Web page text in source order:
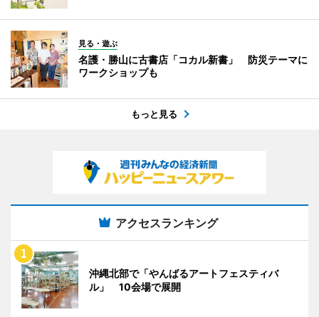
見る・遊ぶ
名護・勝山に古書店「コカル新書」 防災テーマに
ワークショップも
もっと見る
アクセスランキング
沖縄北部で「やんばるアートフェスティバ
ル」 10会場で展開